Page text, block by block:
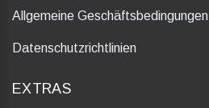
Allgemeine Geschäftsbedingungen
Datenschutzrichtlinien
EXTRAS